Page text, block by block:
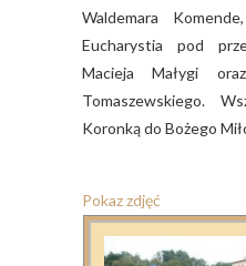
Waldemara
Eucharystia pod
Macieja Małygi
Tomaszewskiego.
Koronką do Bożego
Pokaz zdjęć